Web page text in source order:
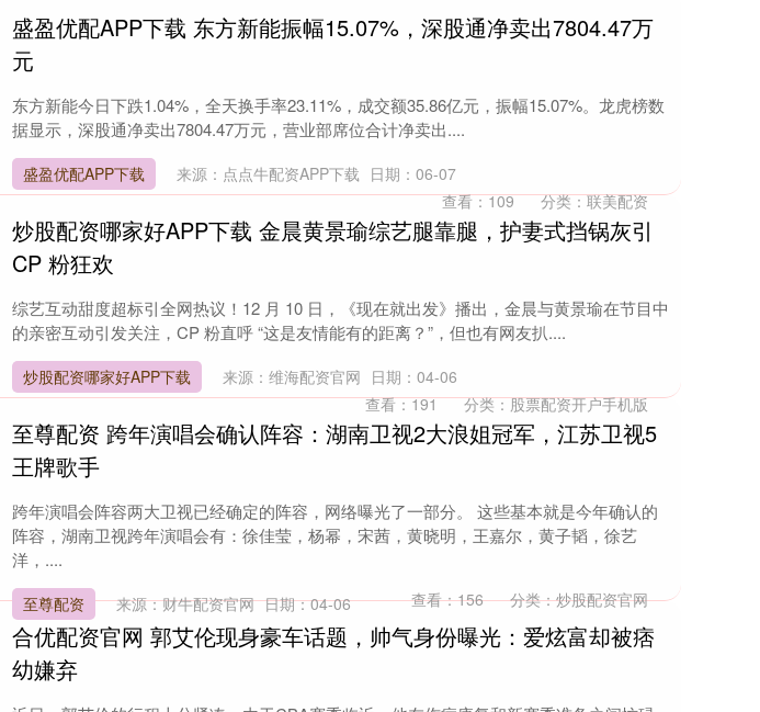
盛盈优配APP下载 东方新能振幅15.07%，深股通净卖出7804.47万
元
东方新能今日下跌1.04%，全天换手率23.11%，成交额35.86亿元，振幅15.07%。龙虎榜数
据显示，深股通净卖出7804.47万元，营业部席位合计净卖出....
盛盈优配APP下载 来源：点点牛配资APP下载 日期：06-07
查看：109 分类：联美配资
炒股配资哪家好APP下载 金晨黄景瑜综艺腿靠腿，护妻式挡锅灰引
CP 粉狂欢
综艺互动甜度超标引全网热议！12 月 10 日，《现在就出发》播出，金晨与黄景瑜在节目中
的亲密互动引发关注，CP 粉直呼 “这是友情能有的距离？”，但也有网友扒....
炒股配资哪家好APP下载 来源：维海配资官网 日期：04-06
查看：191 分类：股票配资开户手机版
至尊配资 跨年演唱会确认阵容：湖南卫视2大浪姐冠军，江苏卫视5
王牌歌手
跨年演唱会阵容两大卫视已经确定的阵容，网络曝光了一部分。 这些基本就是今年确认的
阵容，湖南卫视跨年演唱会有：徐佳莹，杨幂，宋茜，黄晓明，王嘉尔，黄子韬，徐艺
洋，....
至尊配资 来源：财牛配资官网 日期：04-06 查看：156 分类：炒股配资官网
合优配资官网 郭艾伦现身豪车话题，帅气身份曝光：爱炫富却被痞
幼嫌弃